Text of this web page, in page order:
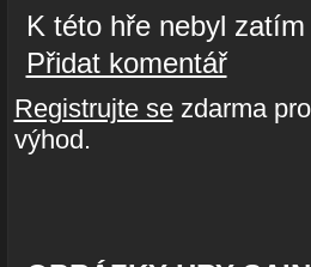
K této hře nebyl
Přidat komentář
Registrujte sezdarma
výhod.